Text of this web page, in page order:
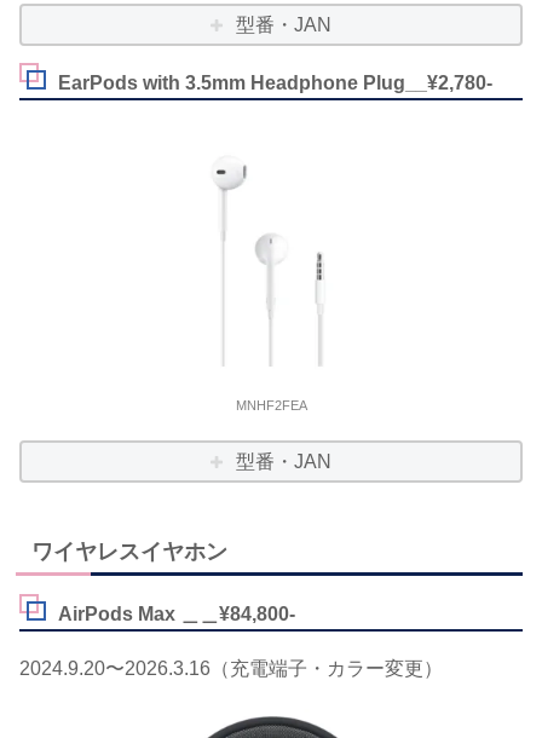
型番・JAN
EarPods with 3.5mm Headphone Plug__¥2,780-
MNHF2FEA
型番・JAN
ワイヤレスイヤホン
AirPods Max ＿＿¥84,800-
2024.9.20〜2026.3.16（充電端子・カラー変更）